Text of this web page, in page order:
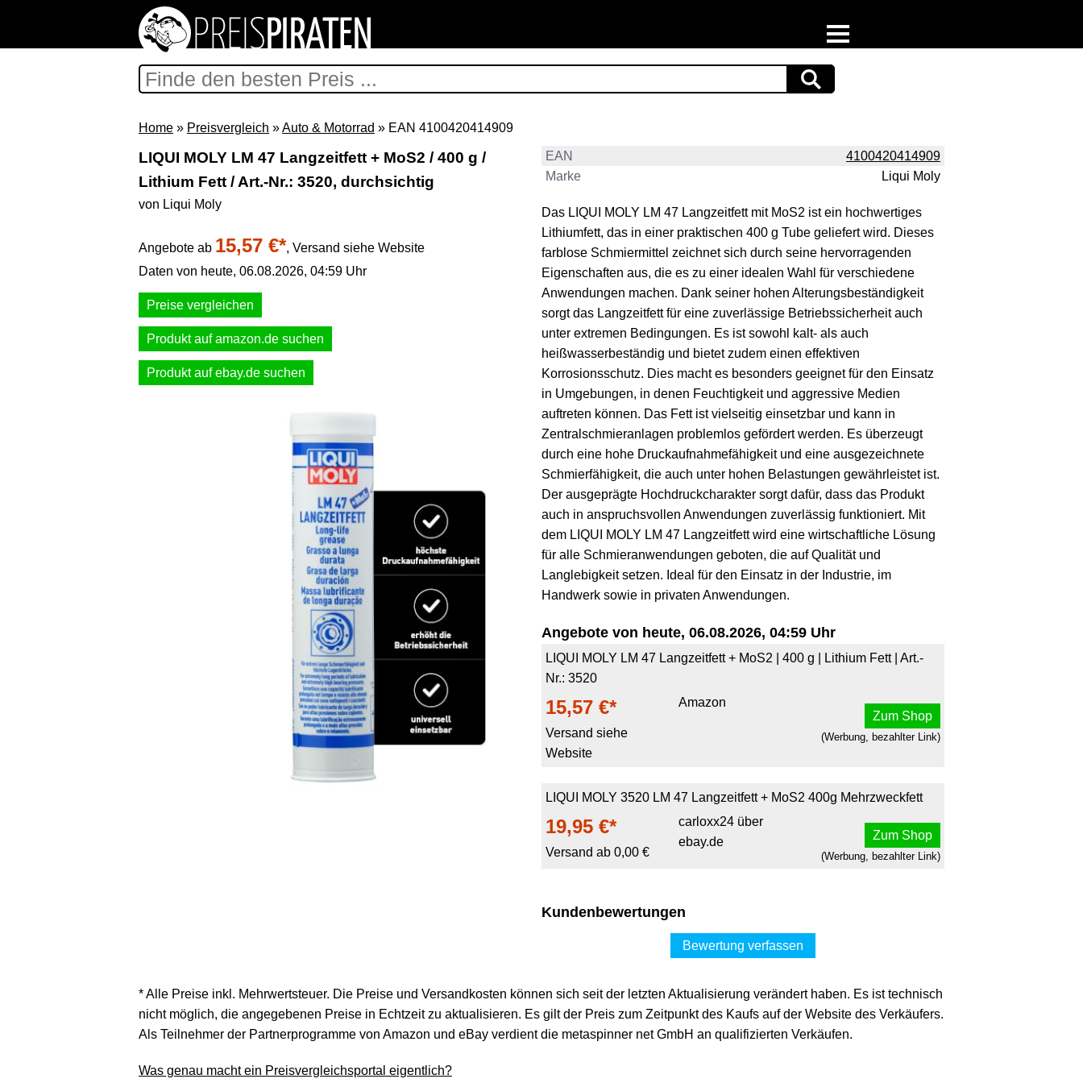
Support & Newsletter
Presse
Datenschutz
Impressum
Home » Preisvergleich »Auto & Motorrad » EAN 4100420414909
LIQUI MOLY LM 47 Langzeitfett + MoS2 / 400 g /
Lithium Fett / Art.-Nr.: 3520, durchsichtig
von Liqui Moly
Angebote ab 15,57 €*, Versand siehe Website
Daten von heute, 06.08.2026, 04:59 Uhr
Preise vergleichen
Produkt auf amazon.de suchen
Produkt auf ebay.de suchen
EAN
4100420414909
Marke
Liqui Moly
Das LIQUI MOLY LM 47 Langzeitfett mit MoS2 ist ein hochwertiges
Lithiumfett, das in einer praktischen 400 g Tube geliefert wird. Dieses
farblose Schmiermittel zeichnet sich durch seine hervorragenden
Eigenschaften aus, die es zu einer idealen Wahl für verschiedene
Anwendungen machen. Dank seiner hohen Alterungsbeständigkeit
sorgt das Langzeitfett für eine zuverlässige Betriebssicherheit auch
unter extremen Bedingungen. Es ist sowohl kalt- als auch
heißwasserbeständig und bietet zudem einen effektiven
Korrosionsschutz. Dies macht es besonders geeignet für den Einsatz
in Umgebungen, in denen Feuchtigkeit und aggressive Medien
auftreten können. Das Fett ist vielseitig einsetzbar und kann in
Zentralschmieranlagen problemlos gefördert werden. Es überzeugt
durch eine hohe Druckaufnahmefähigkeit und eine ausgezeichnete
Schmierfähigkeit, die auch unter hohen Belastungen gewährleistet ist.
Der ausgeprägte Hochdruckcharakter sorgt dafür, dass das Produkt
auch in anspruchsvollen Anwendungen zuverlässig funktioniert. Mit
dem LIQUI MOLY LM 47 Langzeitfett wird eine wirtschaftliche Lösung
für alle Schmieranwendungen geboten, die auf Qualität und
Langlebigkeit setzen. Ideal für den Einsatz in der Industrie, im
Handwerk sowie in privaten Anwendungen.
Angebote von heute, 06.08.2026, 04:59 Uhr
LIQUI MOLY LM 47 Langzeitfett + MoS2 | 400 g | Lithium Fett | Art.-
Nr.: 3520
15,57 €*
Versand siehe
Website
Amazon
Zum Shop
(Werbung, bezahlter Link)
LIQUI MOLY 3520 LM 47 Langzeitfett + MoS2 400g Mehrzweckfett
19,95 €*
Versand ab 0,00 €
carloxx24 über
ebay.de
Zum Shop
(Werbung, bezahlter Link)
Kundenbewertungen
Bewertung verfassen
* Alle Preise inkl. Mehrwertsteuer. Die Preise und Versandkosten können sich seit der letzten Aktualisierung verändert haben. Es ist technisch
nicht möglich, die angegebenen Preise in Echtzeit zu aktualisieren. Es gilt der Preis zum Zeitpunkt des Kaufs auf der Website des Verkäufers.
Als Teilnehmer der Partnerprogramme von Amazon und eBay verdient die metaspinner net GmbH an qualifizierten Verkäufen.
Was genau macht ein Preisvergleichsportal eigentlich?